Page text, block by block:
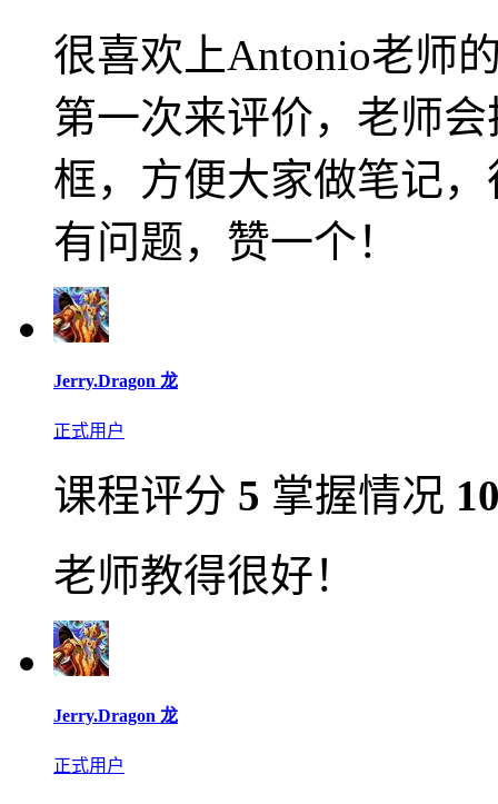
很喜欢上Antonio老师
第一次来评价，老师
框，方便大家做笔记
有问题，赞一个！
Jerry.Dragon 龙
正式用户
课程评分 5 掌握情况
老师教得很好！
Jerry.Dragon 龙
正式用户